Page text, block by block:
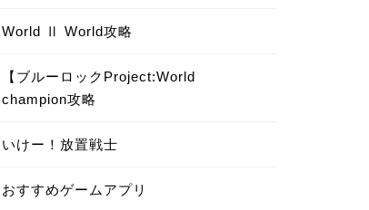
World Ⅱ World攻略
【ブルーロックProject:World
champion攻略
いけー！放置戦士
おすすめゲームアプリ